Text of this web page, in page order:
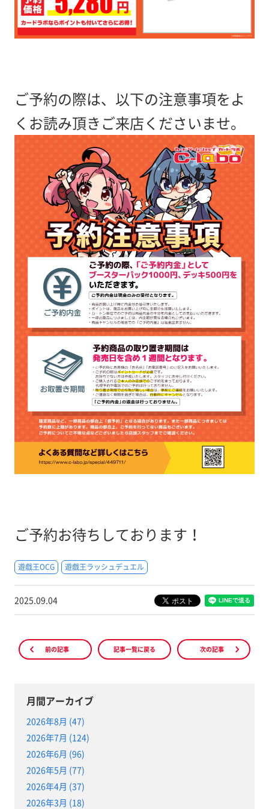
ご予約の際は、以下の注意事項をよ
くお読み頂きご来店くださいませ。
ご予約お待ちしております！
遊戯王OCG 遊戯王ラッシュデュエル
2025.09.04
前の記事 記事一覧に戻る 次の記事
月間アーカイブ
2026年8月 (47)
2026年7月 (124)
2026年6月 (96)
2026年5月 (77)
2026年4月 (37)
2026年3月 (18)